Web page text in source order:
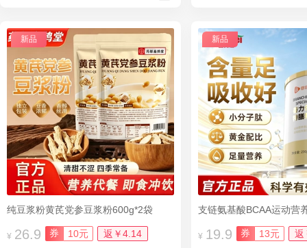
新品
纯豆浆粉黄芪党参豆浆粉600g*2袋
¥ 26.9 券 10元 返￥4.14
新品
支链氨基酸BCAA运动营
¥ 19.9 券 13元 返